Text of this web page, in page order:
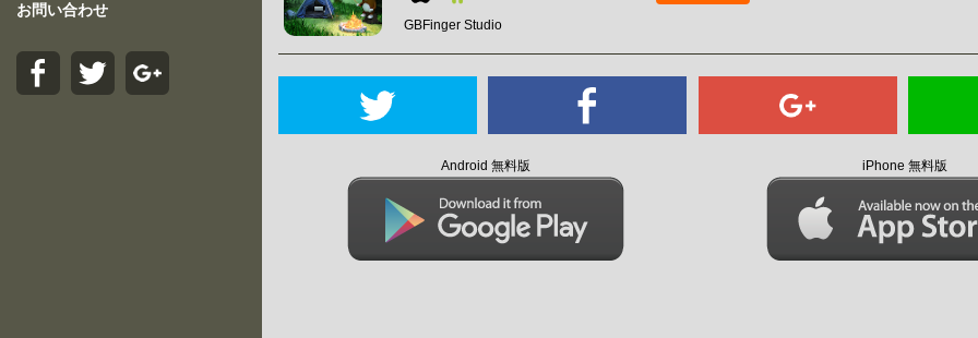
お問い合わせ
GBFinger Studio
Android 無料版 iPhone 無料版